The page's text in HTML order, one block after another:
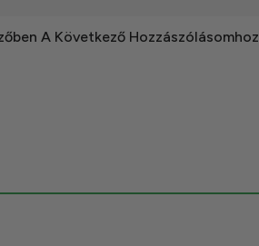
A Következő Hozzászólásomhoz.